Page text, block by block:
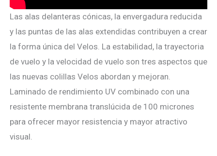
Las alas delanteras cónicas, la envergadura reducida
y las puntas de las alas extendidas contribuyen a crear
la forma única del Velos. La estabilidad, la trayectoria
de vuelo y la velocidad de vuelo son tres aspectos que
las nuevas colillas Velos abordan y mejoran.
Laminado de rendimiento UV combinado con una
resistente membrana translúcida de 100 micrones
para ofrecer mayor resistencia y mayor atractivo
visual.